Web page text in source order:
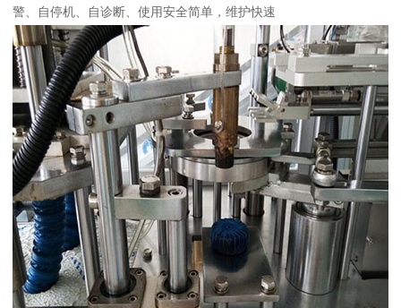
警、自停机、自诊断、使用安全简单，维护快速